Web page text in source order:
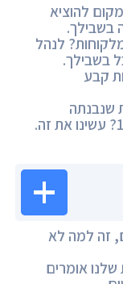
להוציא
בשבילך.
לנהל
בשבילך.
קבע
שנבנתה
במחשבה על שנת 2050 ולא על 1950? עשינו את זה.
זה למה לא
שלנו אומרים